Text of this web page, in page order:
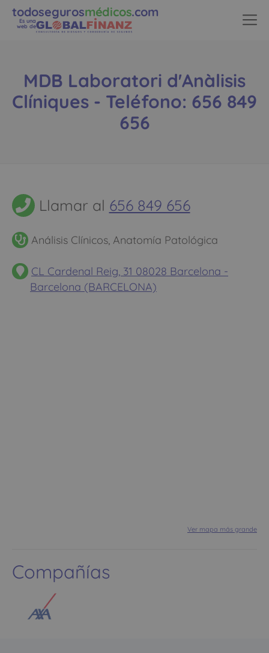
todosegurosmédicos.com
Es una
web de
MDB Laboratori d'Anàlisis
Clíniques - Teléfono: 656 849
656
Llamar al 656 849 656
Análisis Clínicos, Anatomía Patológica
CL Cardenal Reig, 31 08028 Barcelona -
Barcelona (BARCELONA)
Ver mapa más grande
Compañías